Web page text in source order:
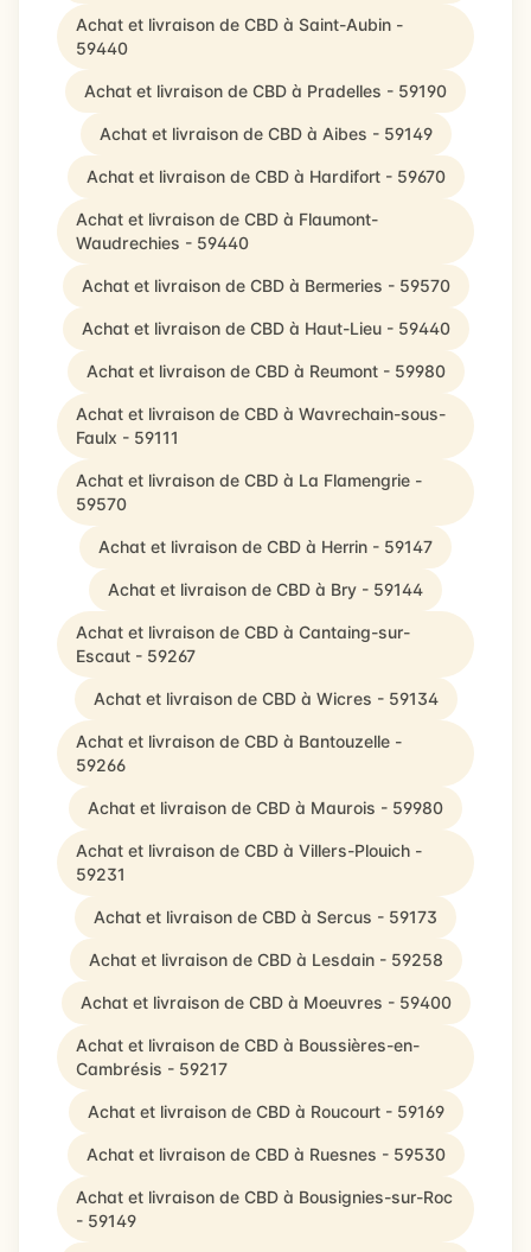
Achat et livraison de CBD à Saint-Aubin -
59440
Achat et livraison de CBD à Pradelles - 59190
Achat et livraison de CBD à Aibes - 59149
Achat et livraison de CBD à Hardifort - 59670
Achat et livraison de CBD à Flaumont-
Waudrechies - 59440
Achat et livraison de CBD à Bermeries - 59570
Achat et livraison de CBD à Haut-Lieu - 59440
Achat et livraison de CBD à Reumont - 59980
Achat et livraison de CBD à Wavrechain-sous-
Faulx - 59111
Achat et livraison de CBD à La Flamengrie -
59570
Achat et livraison de CBD à Herrin - 59147
Achat et livraison de CBD à Bry - 59144
Achat et livraison de CBD à Cantaing-sur-
Escaut - 59267
Achat et livraison de CBD à Wicres - 59134
Achat et livraison de CBD à Bantouzelle -
59266
Achat et livraison de CBD à Maurois - 59980
Achat et livraison de CBD à Villers-Plouich -
59231
Achat et livraison de CBD à Sercus - 59173
Achat et livraison de CBD à Lesdain - 59258
Achat et livraison de CBD à Moeuvres - 59400
Achat et livraison de CBD à Boussières-en-
Cambrésis - 59217
Achat et livraison de CBD à Roucourt - 59169
Achat et livraison de CBD à Ruesnes - 59530
Achat et livraison de CBD à Bousignies-sur-Roc
- 59149